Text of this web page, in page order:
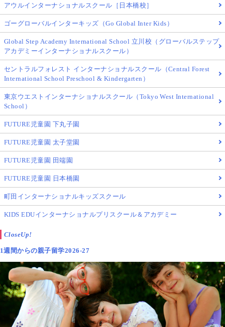
アウルインターナショナルスクール［日本橋校］
ゴーグローバルインターキッズ（Go Global Inter Kids）
Global Step Academy International School 立川校（グローバルステップ
アカデミーインターナショナルスクール）
セントラルフォレスト インターナショナルスクール（Central Forest
International School Preschool & Kindergarten）
東京ウエストインターナショナルスクール（Tokyo West International
School）
FUTURE児童園 下丸子園
FUTURE児童園 太子堂園
FUTURE児童園 田端園
FUTURE児童園 日本橋園
町田インターナショナルキッズスクール
KIDS EDUインターナショナルプリスクール＆アカデミー
CloseUp!
1週間からの親子留学2026-27